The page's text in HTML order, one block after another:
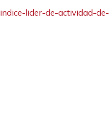
indice-lider-de-actividad-de-